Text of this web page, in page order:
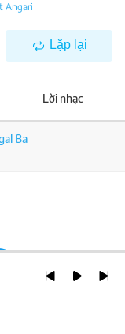
Angari
Lặp lại
Lời nhạc
Ba